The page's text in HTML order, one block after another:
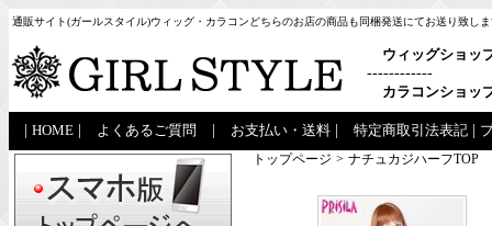
通販サイト(ガールスタイル)ウィッグ・カラコンどちらのお店の商品も同梱発送にてお送り致し
ウィッグショッ
------------
カラコンショッ
HOME よくあるご質問 お支払い・送料 特定商取引法表記
トップページ > ナチュカジハーフTOP